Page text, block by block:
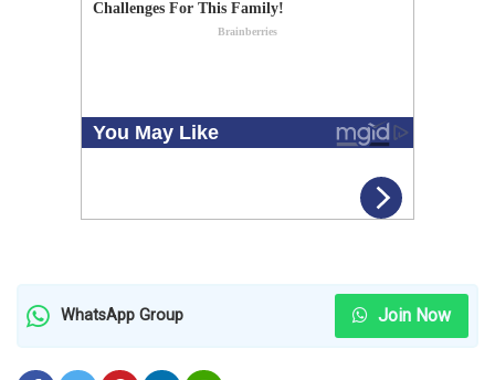
WhatsApp Group Join Now